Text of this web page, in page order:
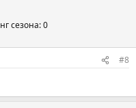
сезона: 0
#8